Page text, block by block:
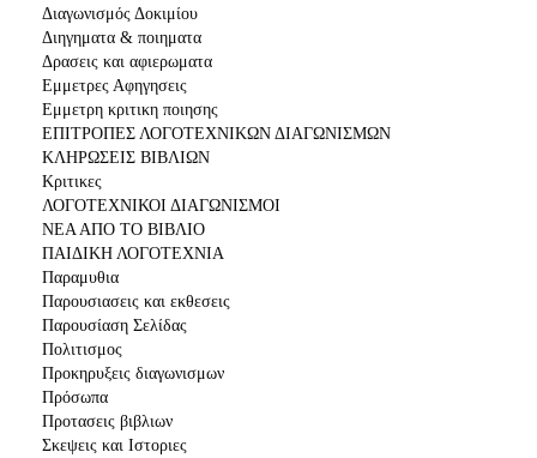
Διαγωνισμός Δοκιμίου
Διηγηματα & ποιηματα
Δρασεις και αφιερωματα
Εμμετρες Αφηγησεις
Εμμετρη κριτικη ποιησης
ΕΠΙΤΡΟΠΕΣ ΛΟΓΟΤΕΧΝΙΚΩΝ ΔΙΑΓΩΝΙΣΜΩΝ
ΚΛΗΡΩΣΕΙΣ ΒΙΒΛΙΩΝ
Κριτικες
ΛΟΓΟΤΕΧΝΙΚΟΙ ΔΙΑΓΩΝΙΣΜΟΙ
ΝΕΑ ΑΠΟ ΤΟ ΒΙΒΛΙΟ
ΠΑΙΔΙΚΗ ΛΟΓΟΤΕΧΝΙΑ
Παραμυθια
Παρουσιασεις και εκθεσεις
Παρουσίαση Σελίδας
Πολιτισμος
Προκηρυξεις διαγωνισμων
Πρόσωπα
Προτασεις βιβλιων
Σκεψεις και Ιστοριες